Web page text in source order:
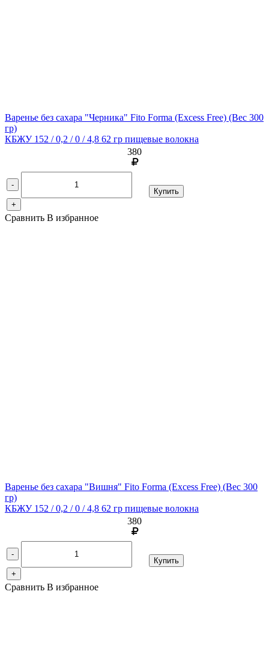
Варенье без сахара "Черника" Fito Forma (Excess Free) (Вес 300
гр)
КБЖУ 152 / 0,2 / 0 / 4,8 62 гр пищевые волокна
380
-
+
Купить
Сравнить В избранное
Варенье без сахара "Вишня" Fito Forma (Excess Free) (Вес 300
гр)
КБЖУ 152 / 0,2 / 0 / 4,8 62 гр пищевые волокна
380
-
+
Купить
Сравнить В избранное